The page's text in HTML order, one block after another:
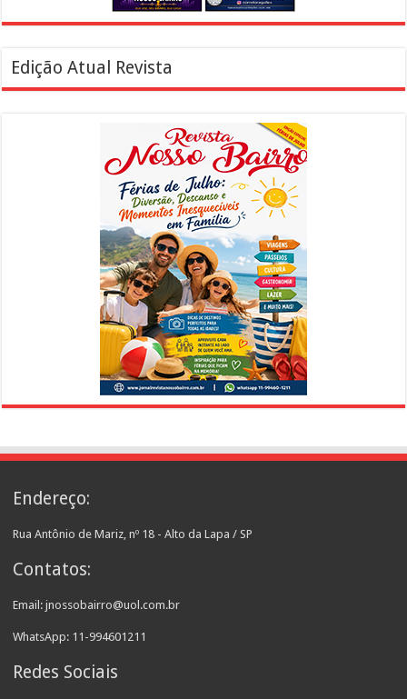
Edição Atual Revista
Endereço:
Rua Antônio de Mariz, nº 18 - Alto da Lapa / SP
Contatos:
Email: jnossobairro@uol.com.br
WhatsApp: 11-994601211
Redes Sociais